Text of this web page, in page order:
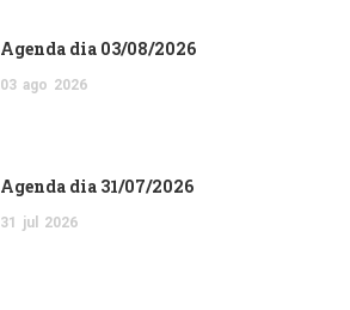
Agenda dia 03/08/2026
03 ago 2026
Agenda dia 31/07/2026
31 jul 2026